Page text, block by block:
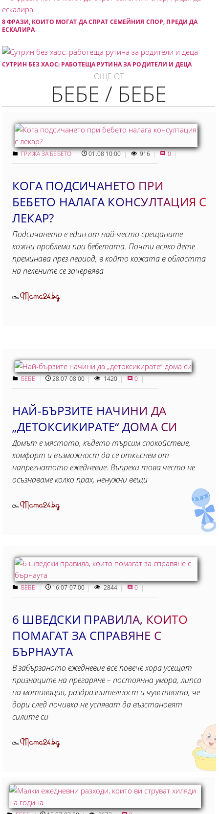
8 ФРАЗИ, КОИТО МОГАТ ДА СПРАТ СЕМЕЙНИЯ СПОР, ПРЕДИ ДА
ЕСКАЛИРА
СУТРИН БЕЗ ХАОС: РАБОТЕЩА РУТИНА ЗА РОДИТЕЛИ И ДЕЦА
ОЩЕ ОТ
БЕБЕ / БЕБЕ
ГРИЖА ЗА БЕБЕТО 01.08 10:00 916 0
КОГА ПОДСИЧАНЕТО ПРИ
БЕБЕТО НАЛАГА КОНСУЛТАЦИЯ С
ЛЕКАР?
Подсичането е един от най-често срещаните
кожни проблеми при бебетата. Почти всяко дете
преминава през период, в който кожата в областта
на пелените се зачервява
ОтMama24.bg
БЕБЕ 28.07 08:00 1420 0
НАЙ-БЪРЗИТЕ НАЧИНИ ДА
„ДЕТОКСИКИРАТЕ“ ДОМА СИ
Домът е мястото, където търсим спокойствие,
комфорт и възможност да се откъснем от
напрегнатото ежедневие. Въпреки това често не
осъзнаваме колко прах, ненужни вещи
ОтMama24.bg
БЕБЕ 16.07 07:00 2844 0
6 ШВЕДСКИ ПРАВИЛА, КОИТО
ПОМАГАТ ЗА СПРАВЯНЕ С
БЪРНАУТА
В забързаното ежедневие все повече хора усещат
признаците на прегаряне – постоянна умора, липса
на мотивация, раздразнителност и чувството, че
дори след почивка не успяват да възстановят
силите си
ОтMama24.bg